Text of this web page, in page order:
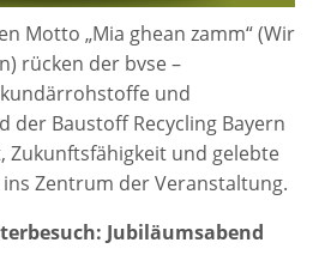
Motto „Mia ghean zamm“ (Wir
rücken der bvse –
und
der Baustoff Recycling Bayern
Zukunftsfähigkeit und gelebte
Zentrum der Veranstaltung.
Jubiläumsabend